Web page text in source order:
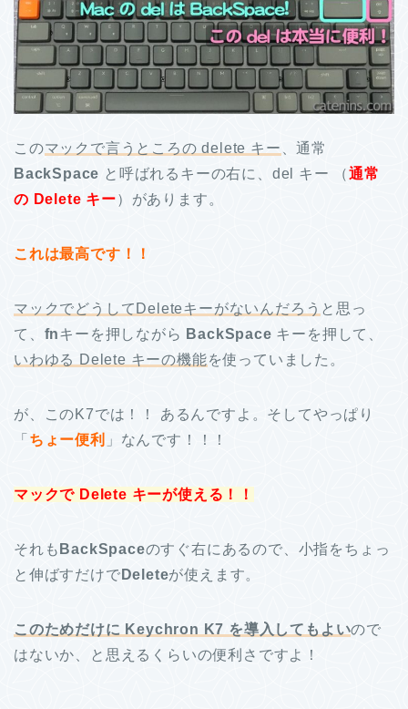
このマックで言うところの delete キー 、通常
BackSpace と呼ばれるキーの右に、del キー （通常
の Delete キー）があります。
これは最高です！！
マックでどうしてDeleteキーがないんだろう と思っ
て、 fnキーを押しながら BackSpace キーを押して、
いわゆる Delete キーの機能を使っていました。
が、このK7では！！ あるんですよ。そしてやっぱり
「 ちょー便利 」なんです！！！
マックで Delete キーが使える！！
それも BackSpaceのすぐ右にあるので、小指をちょっ
と伸ばすだけで Deleteが使えます。
このためだけに Keychron K7 を導入してもよいので
はないか、と思えるくらいの便利さですよ！